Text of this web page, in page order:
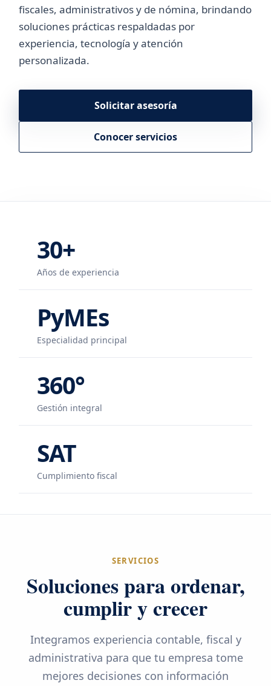
fiscales, administrativos y de nómina, brindando
soluciones prácticas respaldadas por
experiencia, tecnología y atención
personalizada.
Solicitar asesoría
Conocer servicios
30+
Años de experiencia
PyMEs
Especialidad principal
360°
Gestión integral
SAT
Cumplimiento fiscal
SERVICIOS
Soluciones para ordenar,
cumplir y crecer
Integramos experiencia contable, fiscal y
administrativa para que tu empresa tome
mejores decisiones con información